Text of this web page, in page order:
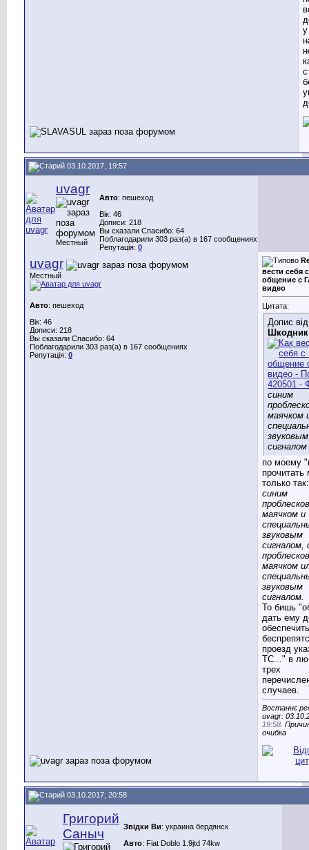
03.10.2017, 19:57
uvagr
Местный
Авто: пешеход
Вік: 46
Дописи: 218
Вы сказали Спасибо: 64
Поблагодарили 303 раз(а) в 167 сообщениях
Репутація: 0
uvagr
Местный
Авто: пешеход
Вік: 46
Дописи: 218
Вы сказали Спасибо: 64
Поблагодарили 303 раз(а) в 167 сообщениях
Репутація: 0
вести себя
общение с
видео
Цитата:
Допис від
Шкодник
синим
маячком
звуковым
сигналом
по моему
прочитать
только так:
синим
маячком и
звуковым
сигналом,
маячком
звуковым
сигналом.
То бишь
дать ему
обеспечить
проезд
ТС..." в
трех
случаев.
Востаннє
uvagr:
19:58 .
очибка
03.10.2017, 20:58
Григорий
Саныч
Звідки Ви: украина бердянск
Авто: Fiat Doblo 1.9jtd 74kw